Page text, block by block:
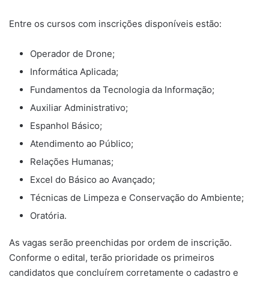
Entre os cursos com inscrições disponíveis estão:
Operador de Drone;
Informática Aplicada;
Fundamentos da Tecnologia da Informação;
Auxiliar Administrativo;
Espanhol Básico;
Atendimento ao Público;
Relações Humanas;
Excel do Básico ao Avançado;
Técnicas de Limpeza e Conservação do Ambiente;
Oratória.
As vagas serão preenchidas por ordem de inscrição.
Conforme o edital, terão prioridade os primeiros
candidatos que concluírem corretamente o cadastro e